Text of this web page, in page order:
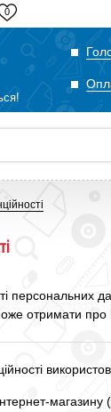
0
персональних
отримати про